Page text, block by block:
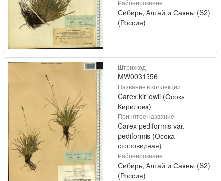
Районирование
Сибирь, Алтай и Саяны (S2)
(Россия)
Штрихкод
MW0031556
Название в коллекции
Carex kirilowii (Осока
Кирилова)
Принятое название
Carex pediformis var.
pediformis (Осока
стоповидная)
Районирование
Сибирь, Алтай и Саяны (S2)
(Россия)